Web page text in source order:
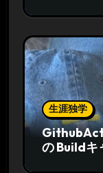
生涯独学
の Buildキ